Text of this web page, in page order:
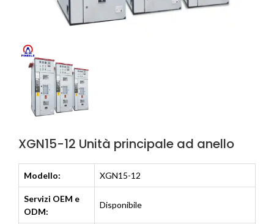
XGN15-12 Unità principale ad anello
Modello: XGN15-12
Servizi OEM e
ODM:
Disponibile